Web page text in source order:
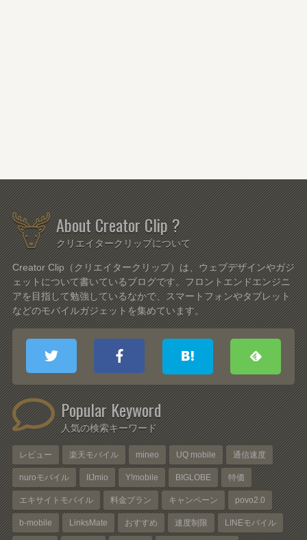
About Creator Clip ?
クリエイタークリップについて
Creator Clip（クリエイタークリップ）は、ウェブデザインやガジ
ェットについて書いているブログです。フロントエンドエンジニ
アを目指して勉強しているなかで、スマートフォンやタブレット
などのモバイルガジェットを集めています。
Popular Keyword
人気の検索キーワード
レビュー 楽天モバイル mineo UQ mobile 通信速度
nuroモバイル IIJmio Y!mobile BIGLOBE 特価
エキサイトモバイル 料金プラン キャンペーン povo2.0
b-mobile LinksMate おすすめ 速度制限 LINEモバイル